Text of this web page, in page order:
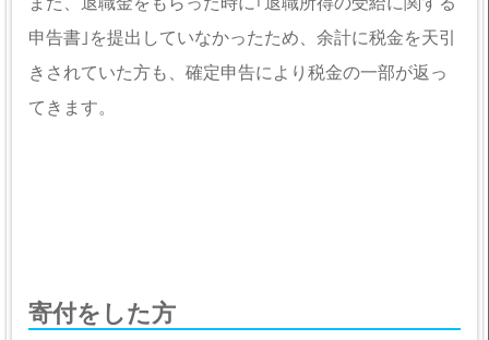
申告書｣を提出していなかったため、余計に税金を天引
きされていた方も、確定申告により税金の一部が返っ
てきます。
寄付をした方